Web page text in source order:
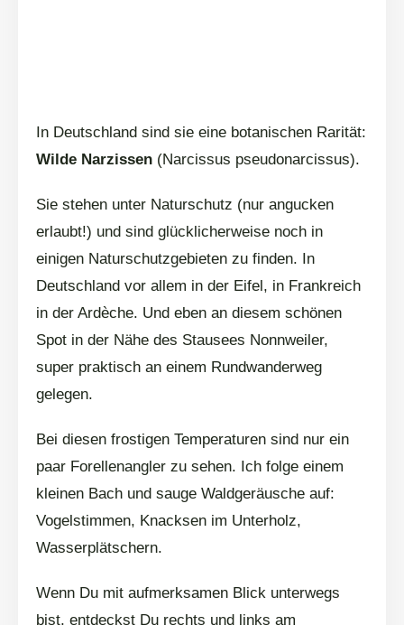
In Deutschland sind sie eine botanischen Rarität:
Wilde Narzissen (Narcissus pseudonarcissus).
Sie stehen unter Naturschutz (nur angucken
erlaubt!) und sind glücklicherweise noch in
einigen Naturschutzgebieten zu finden. In
Deutschland vor allem in der Eifel, in Frankreich
in der Ardèche. Und eben an diesem schönen
Spot in der Nähe des Stausees Nonnweiler,
super praktisch an einem Rundwanderweg
gelegen.
Bei diesen frostigen Temperaturen sind nur ein
paar Forellenangler zu sehen. Ich folge einem
kleinen Bach und sauge Waldgeräusche auf:
Vogelstimmen, Knacksen im Unterholz,
Wasserplätschern.
Wenn Du mit aufmerksamen Blick unterwegs
bist, entdeckst Du rechts und links am